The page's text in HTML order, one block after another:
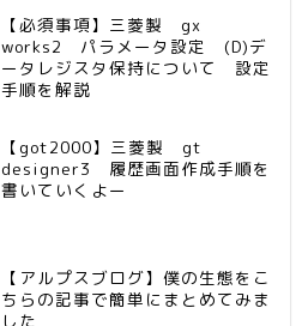
【必須事項】三菱製 gx
works2 パラメータ設定 (D)デ
ータレジスタ保持について 設定
手順を解説
【got2000】三菱製 gt
designer3 履歴画面作成手順を
書いていくよー
【アルプスブログ】僕の生態をこ
ちらの記事で簡単にまとめてみま
した